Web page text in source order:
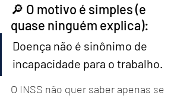
🔎 O motivo é simples (e
quase ninguém explica):
Doença não é sinônimo de
incapacidade para o trabalho.
O INSS não quer saber apenas se